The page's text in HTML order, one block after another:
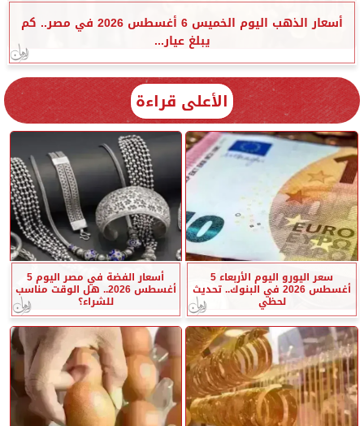
أسعار الذهب اليوم الخميس 6 أغسطس 2026 في مصر.. كم
يبلغ عيار...
الأعلى قراءة
سعر اليورو اليوم الأربعاء 5
أغسطس 2026 في البنوك.. تحديث
لحظي
أسعار الفضة في مصر اليوم 5
أغسطس 2026.. هل الوقت مناسب
للشراء؟